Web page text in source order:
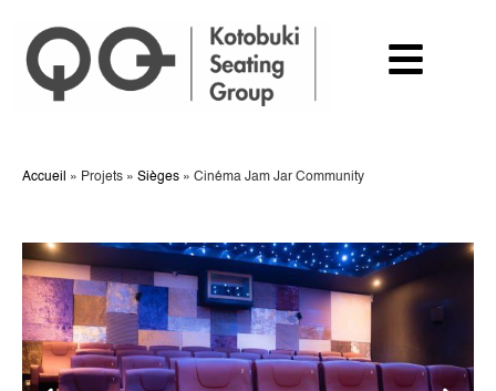
Accueil » Projets » Sièges » Cinéma Jam Jar Community